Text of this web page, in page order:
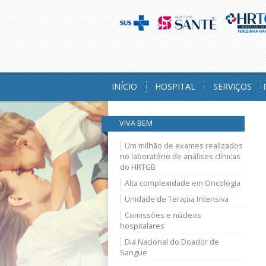
INÍCIO HOSPITAL SERVIÇOS
VIVA BEM
Um milhão de exames realizados
no laboratório de análises clínicas
do HRTGB
Alta complexidade em Oncologia
Unidade de Terapia Intensiva
Comissões e núcleos
hospitalares
Dia Nacional do Doador de
Sangue